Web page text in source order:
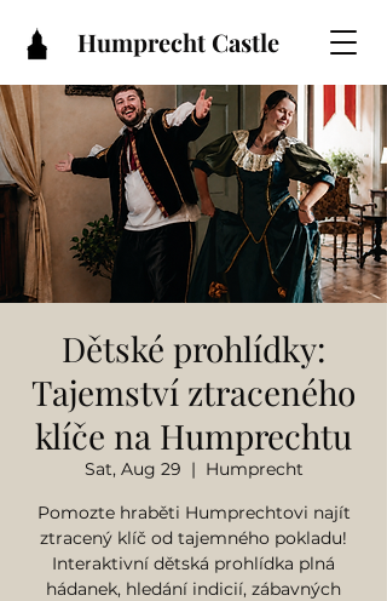
Humprecht Castle
Dětské prohlídky:
Tajemství ztraceného
klíče na Humprechtu
Sat, Aug 29
  |
Humprecht
Pomozte hraběti Humprechtovi najít
ztracený klíč od tajemného pokladu!
Interaktivní dětská prohlídka plná
hádanek, hledání indicií, zábavných